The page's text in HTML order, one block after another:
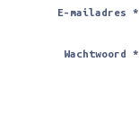
E-mailadres*
Wachtwoord*